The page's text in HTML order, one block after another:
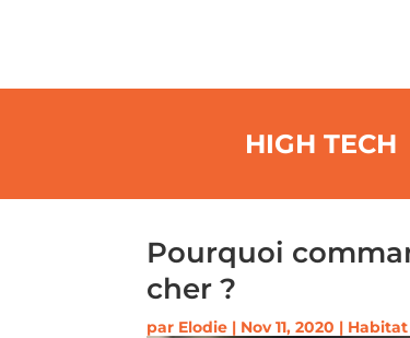
HIGH TECH
Pourquoi
cher ?
par Elodie | Nov 11, 2020 | Habitat